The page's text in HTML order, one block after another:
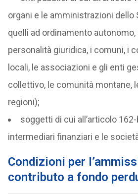
organi e le amministrazioni dello
quelli ad ordinamento
personalità giuridica, i comuni, i
locali, le associazioni e gli enti
collettivo, le comunità montane,
regioni);
soggetti di cui all’articolo
intermediari finanziari e le
Condizioni per
contributo a fondo